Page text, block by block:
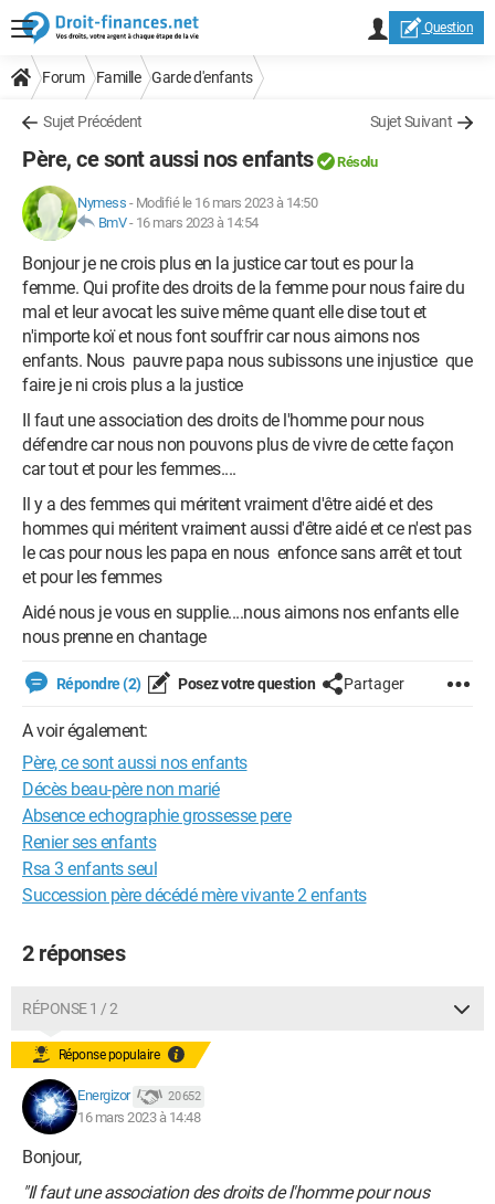
Question
Forum Famille Garde d'enfants
Sujet Précédent Sujet Suivant
Père, ce sont aussi nos enfants Résolu
Nymess - Modifié le 16 mars 2023 à 14:50
BmV- 16 mars 2023 à 14:54
Bonjour je ne crois plus en la justice car tout es pour la
femme. Qui profite des droits de la femme pour nous faire du
mal et leur avocat les suive même quant elle dise tout et
n'importe koï et nous font souffrir car nous aimons nos
enfants. Nous pauvre papa nous subissons une injustice que
faire je ni crois plus a la justice
Il faut une association des droits de l'homme pour nous
défendre car nous non pouvons plus de vivre de cette façon
car tout et pour les femmes....
Il y a des femmes qui méritent vraiment d'être aidé et des
hommes qui méritent vraiment aussi d'être aidé et ce n'est pas
le cas pour nous les papa en nous enfonce sans arrêt et tout
et pour les femmes
Aidé nous je vous en supplie....nous aimons nos enfants elle
nous prenne en chantage
Répondre (2) Posez votre question Partager
A voir également:
Père, ce sont aussi nos enfants
Décès beau-père non marié
Absence echographie grossesse pere
Renier ses enfants
Rsa 3 enfants seul
Succession père décédé mère vivante 2 enfants
2 réponses
RÉPONSE 1 / 2
Réponse populaire
Energizor 20 652
16 mars 2023 à 14:48
Bonjour,
"Il faut une association des droits de l'homme pour nous